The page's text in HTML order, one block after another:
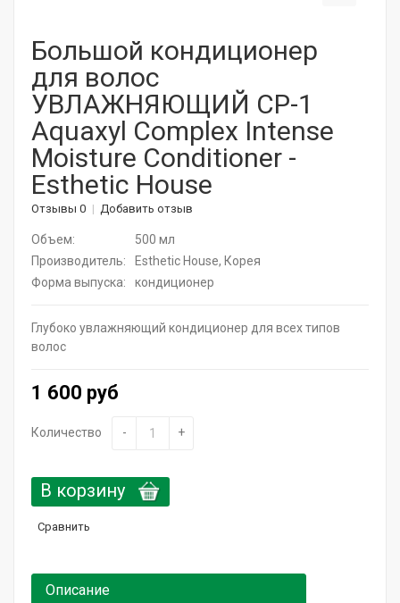
Актуальная косметика для лица и тела
Натуральные растительные средства
Витамины для волос
Дермароллеры
Средства для ресниц
Щадящее окрашивание
Средства для укладки
Большой кондиционер
для волос
УВЛАЖНЯЮЩИЙ CP-1
Aquaxyl Complex Intense
Moisture Conditioner -
Esthetic House
Отзывы 0 Добавить отзыв
Объем:
500 мл
Производитель:
Esthetic House, Корея
Форма выпуска:
кондиционер
Глубоко увлажняющий кондиционер для всех типов
волос
1 600 руб
Количество - +
В корзину
Сравнить
Описание